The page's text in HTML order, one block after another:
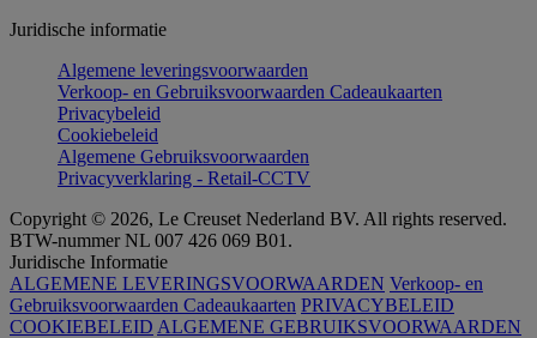
Juridische informatie
Algemene leveringsvoorwaarden
Verkoop- en Gebruiksvoorwaarden Cadeaukaarten
Privacybeleid
Cookiebeleid
Algemene Gebruiksvoorwaarden
Privacyverklaring - Retail-CCTV
Copyright © 2026, Le Creuset Nederland BV. All rights reserved.
BTW-nummer NL 007 426 069 B01.
Juridische Informatie
ALGEMENE LEVERINGSVOORWAARDEN Verkoop- en
Gebruiksvoorwaarden Cadeaukaarten PRIVACYBELEID
COOKIEBELEID ALGEMENE GEBRUIKSVOORWAARDEN